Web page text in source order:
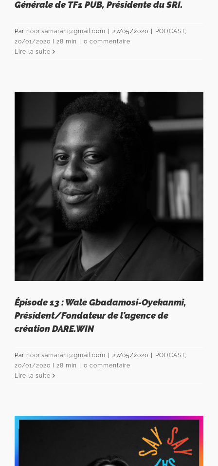
Générale de TF1 PUB, Présidente du SRI.
Par noor.samarani@gmail.com 27/05/2020 PODCAST,
20/01/2020 I 28 min
0 commentaire
Lire la suite
Épisode 13 : Wale Gbadamosi-Oyekanmi,
Président/Fondateur de l’agence de
création DARE.WIN
Par noor.samarani@gmail.com 27/05/2020 PODCAST,
20/01/2020 I 28 min
0 commentaire
Lire la suite